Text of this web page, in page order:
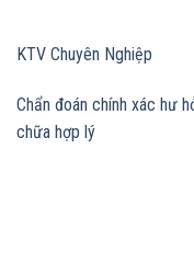
KTV Chuyên Nghiệp
Chẩn đoán chính xác hư
chữa hợp lý